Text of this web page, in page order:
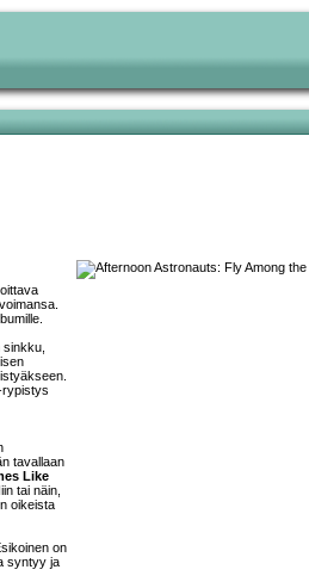
sinkku,
rypistys
tavallaan
Like
tai näin,
oikeista
on
syntyy ja